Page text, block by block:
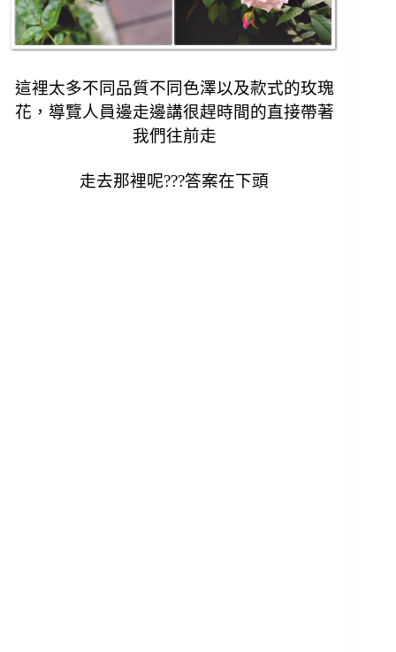
這裡太多不同品質不同色澤以及款式的玫瑰
花， 導覽人員邊走邊講很趕時間的直接帶著
我們往前走
走去那裡呢???答案在下頭